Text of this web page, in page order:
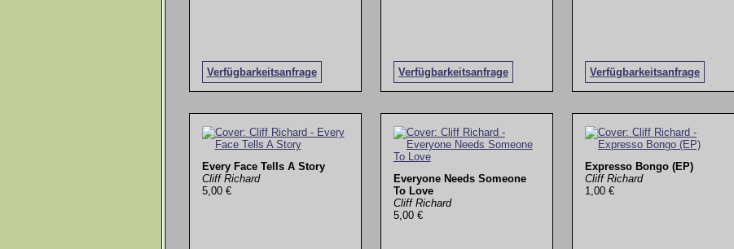
Verfügbarkeitsanfrage Verfügbarkeitsanfrage Verfügbarkeitsanfrage
Every Face Tells A Story
Cliff Richard
5,00 €
Everyone Needs Someone
To Love
Cliff Richard
5,00 €
Expresso Bongo (EP)
Cliff Richard
1,00 €